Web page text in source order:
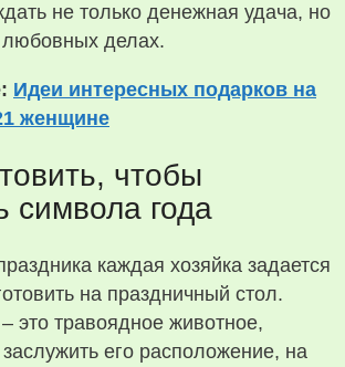
не только денежная удача, но
любовных делах.
Идеи интересных подарков на
женщине
чтобы
символа года
каждая хозяйка задается
на праздничный стол.
это травоядное животное,
его расположение, на